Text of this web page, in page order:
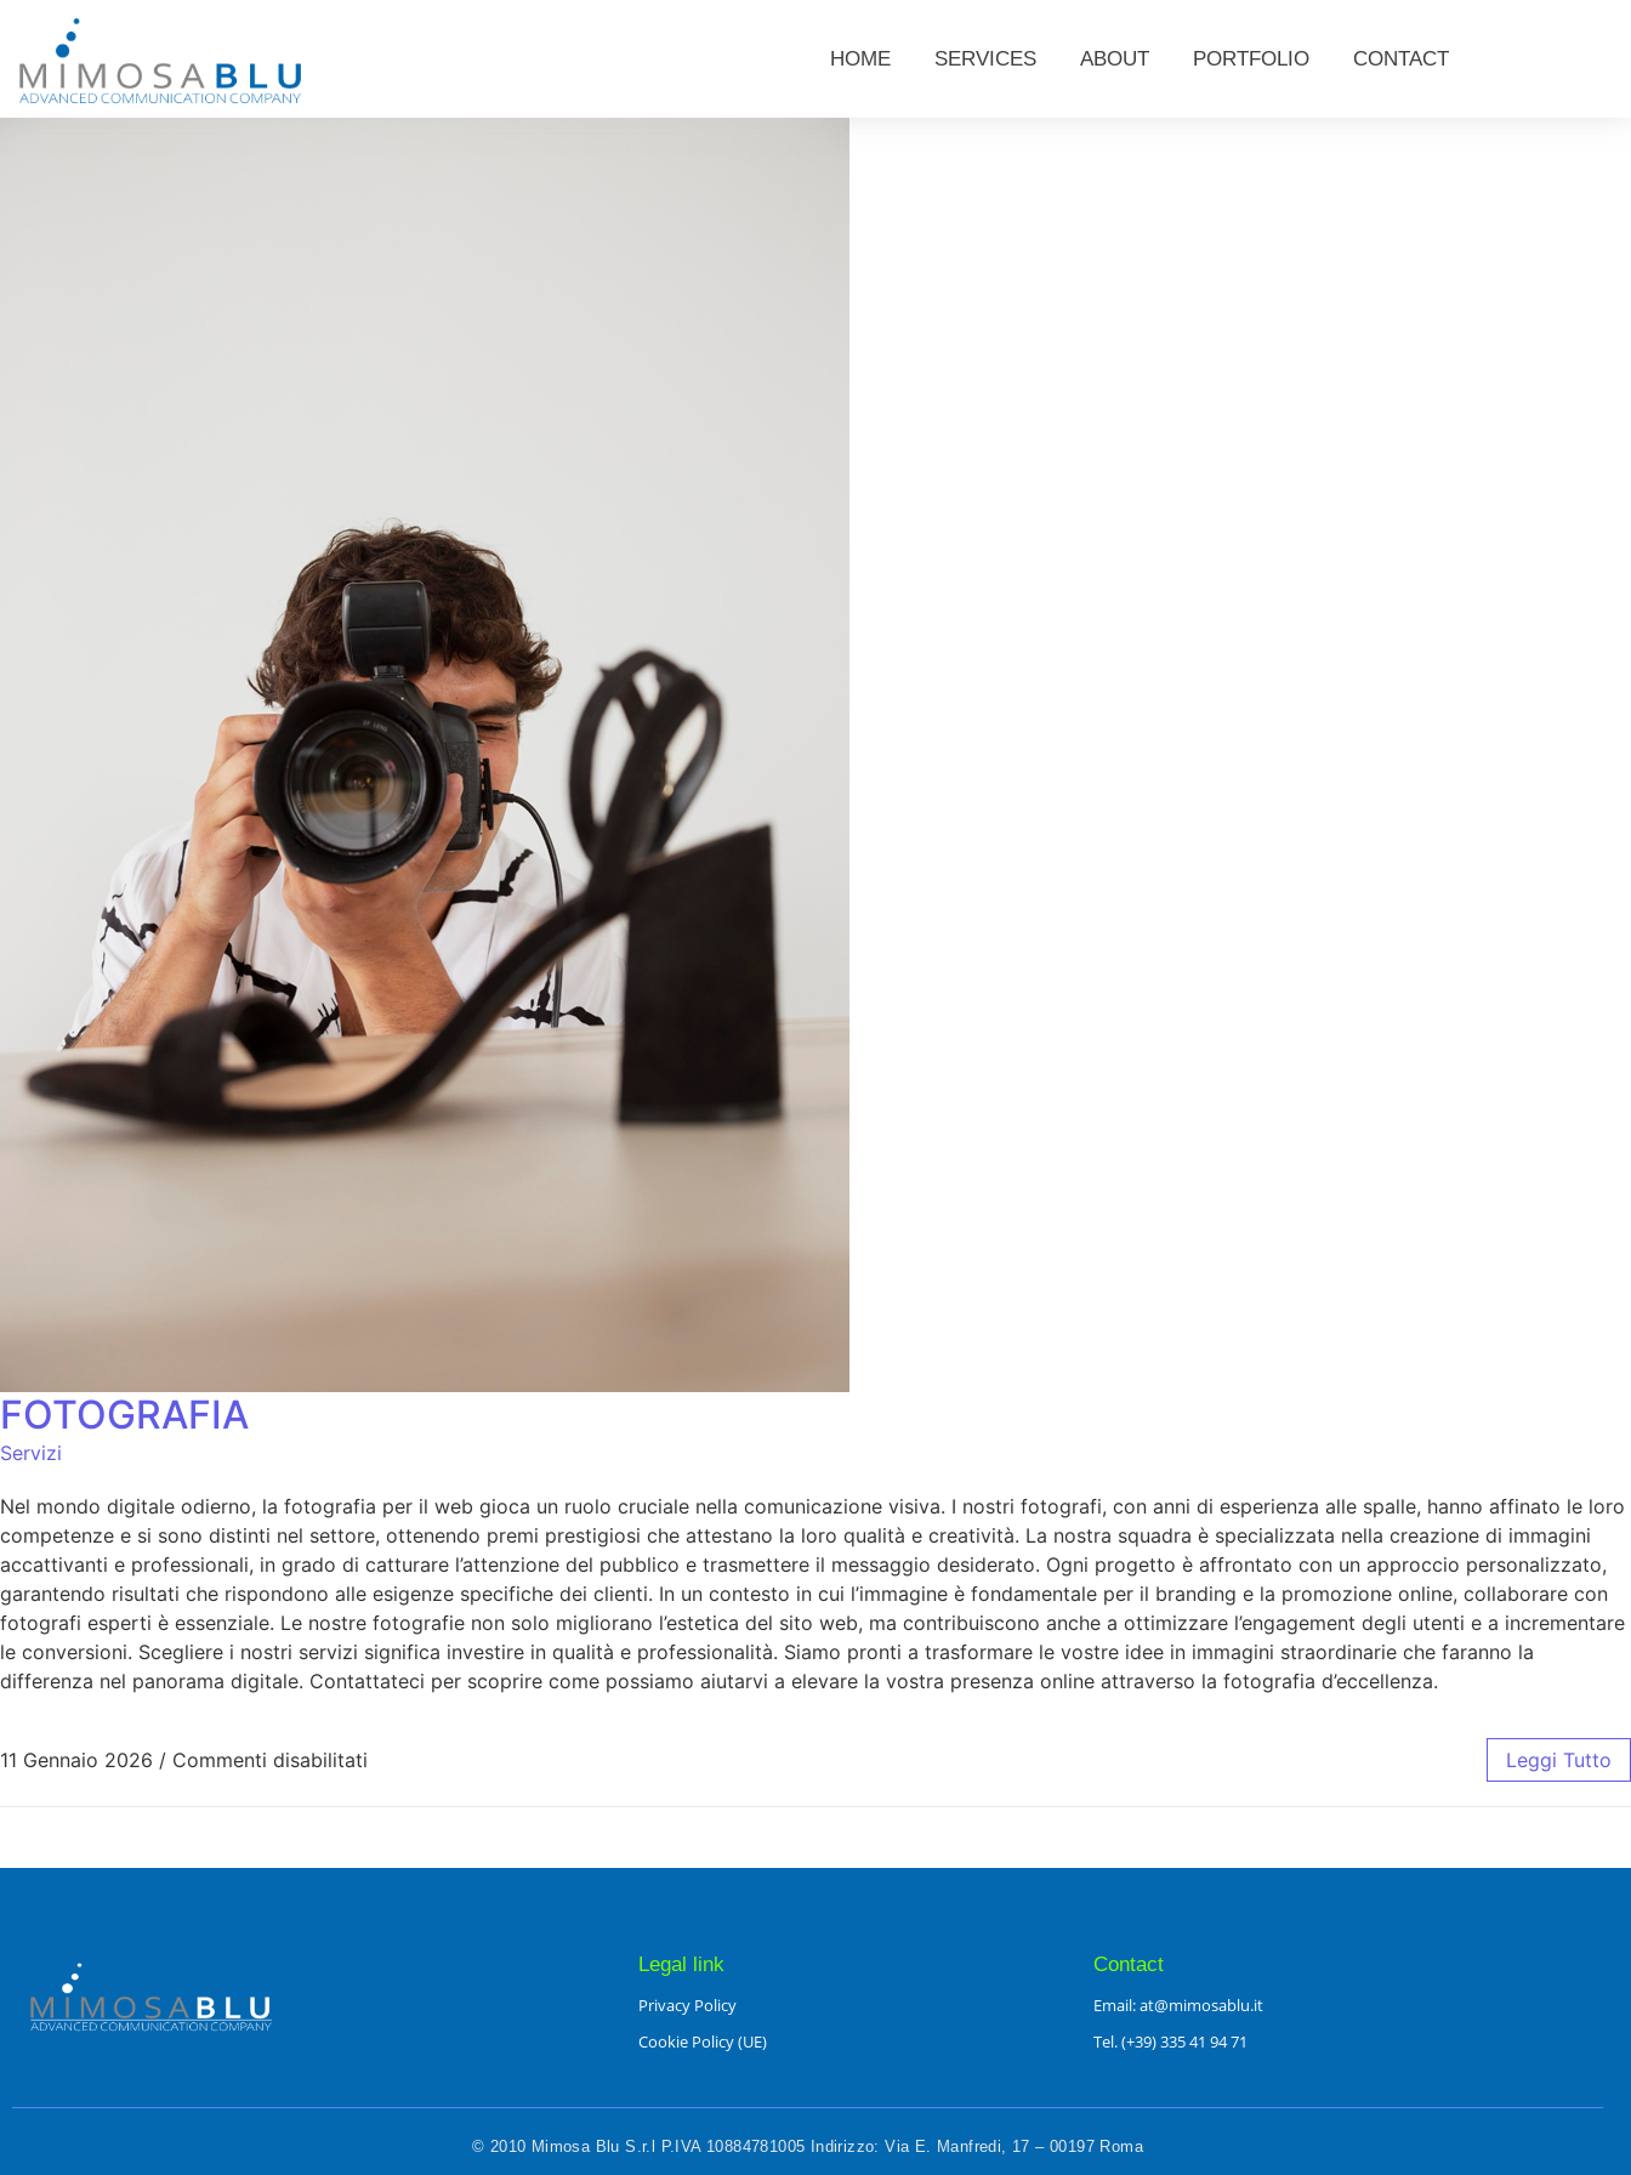
HOME SERVICES ABOUT PORTFOLIO CONTACT
FOTOGRAFIA
Servizi
Nel mondo digitale odierno, la fotografia per il web gioca un ruolo cruciale nella comunicazione visiva. I nostri fotografi, con anni di esperienza alle spalle, hanno affinato le loro
competenze e si sono distinti nel settore, ottenendo premi prestigiosi che attestano la loro qualità e creatività. La nostra squadra è specializzata nella creazione di immagini
accattivanti e professionali, in grado di catturare l’attenzione del pubblico e trasmettere il messaggio desiderato. Ogni progetto è affrontato con un approccio personalizzato,
garantendo risultati che rispondono alle esigenze specifiche dei clienti. In un contesto in cui l’immagine è fondamentale per il branding e la promozione online, collaborare con
fotografi esperti è essenziale. Le nostre fotografie non solo migliorano l’estetica del sito web, ma contribuiscono anche a ottimizzare l’engagement degli utenti e a incrementare
le conversioni. Scegliere i nostri servizi significa investire in qualità e professionalità. Siamo pronti a trasformare le vostre idee in immagini straordinarie che faranno la
differenza nel panorama digitale. Contattateci per scoprire come possiamo aiutarvi a elevare la vostra presenza online attraverso la fotografia d’eccellenza.
11 Gennaio 2026 / Commenti disabilitati Leggi Tutto
Legal link
Privacy Policy
Cookie Policy (UE)
Contact
Email: at@mimosablu.it
Tel. (+39) 335 41 94 71
© 2010 Mimosa Blu S.r.l P.IVA 10884781005 Indirizzo: Via E. Manfredi, 17 – 00197 Roma